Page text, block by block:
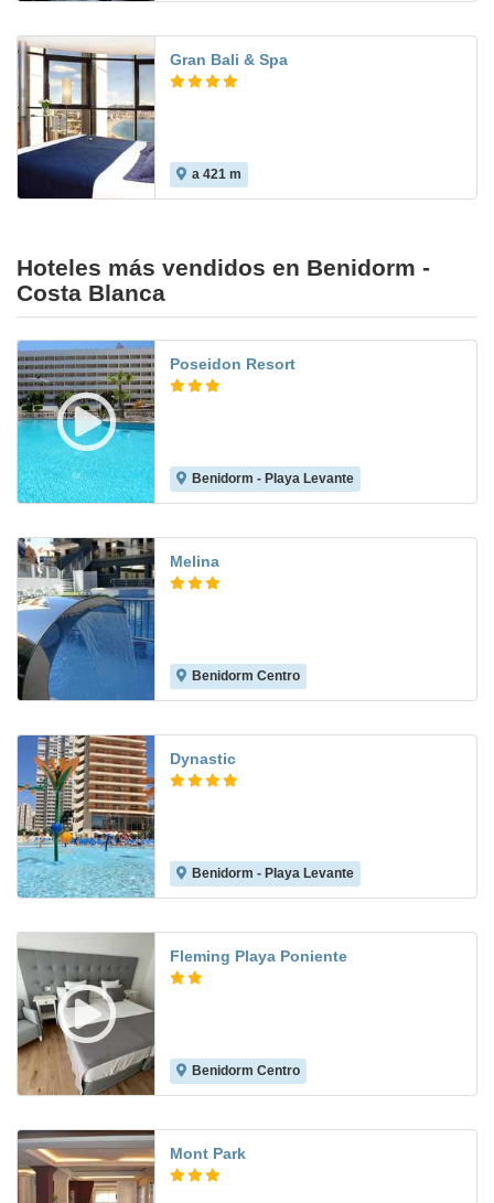
Gran Bali & Spa
a 421 m
Hoteles más vendidos en Benidorm -
Costa Blanca
Poseidon Resort
Benidorm - Playa Levante
Melina
Benidorm Centro
Dynastic
Benidorm - Playa Levante
Fleming Playa Poniente
Benidorm Centro
Mont Park